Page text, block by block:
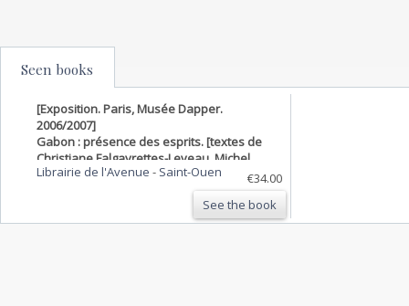
Seen books
[Exposition. Paris, Musée Dapper.
2006/2007]
Gabon : présence des esprits. [textes de
Christiane Falgayrettes-Leveau, Michel
Leveau, Gérard Delorme, et al.] ; [publié
sous la direction de Christiane
Librairie de l'Avenue - Saint-Ouen
€34.00
See the book